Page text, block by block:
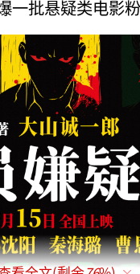
一批悬疑类电影粉